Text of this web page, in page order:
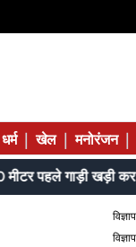
धर्म खेल मनोरंजन
आम के बगीचे में सजी थी महफिल, 300 मीटर पहले गाड़ी खड़ी कर पैदल पहुंची पुलिस